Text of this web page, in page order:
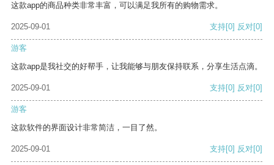
这款app的商品种类非常丰富，可以满足我所有的购物需求。
2025-09-01 支持[0] 反对[0]
游客
这款app是我社交的好帮手，让我能够与朋友保持联系，分享生活点滴。
2025-09-01 支持[0] 反对[0]
游客
这款软件的界面设计非常简洁，一目了然。
2025-09-01 支持[0] 反对[0]